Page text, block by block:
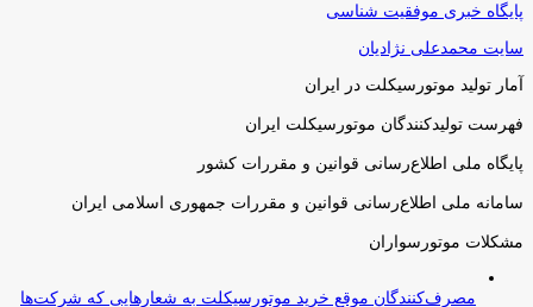
پایگاه خبری موفقیت شناسی
سایت محمدعلی نژادیان
آمار تولید موتورسیکلت در ایران
فهرست تولیدکنندگان موتورسیکلت ایران
پایگاه ملی اطلاع‌رسانی قوانین و مقررات کشور
سامانه ملی اطلاع‌رسانی قوانین و مقررات جمهوری اسلامی ایران
مشکلات موتورسواران
مصرف‌کنندگان موقع خرید موتورسیکلت به شعارهایی که شرکت‌ها